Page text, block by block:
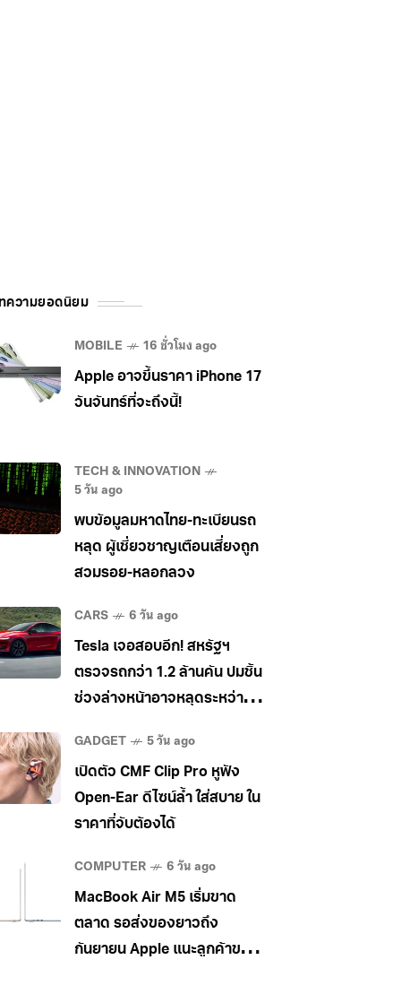
ความยอดนิยม
MOBILE 16 ชั่วโมง ago
Apple อาจขึ้นราคา iPhone 17
วันจันทร์ที่จะถึงนี้!
TECH & INNOVATION
5 วัน ago
พบข้อมูลมหาดไทย-ทะเบียนรถ
หลุด ผู้เชี่ยวชาญเตือนเสี่ยงถูก
สวมรอย-หลอกลวง
CARS 6 วัน ago
Tesla เจอสอบอีก! สหรัฐฯ
ตรวจรถกว่า 1.2 ล้านคัน ปมชิ้น
ช่วงล่างหน้าอาจหลุดระหว่าง
GADGET 5 วัน ago
เปิดตัว CMF Clip Pro หูฟัง
Open-Ear ดีไซน์ล้ำ ใส่สบาย ใน
ราคาที่จับต้องได้
COMPUTER 6 วัน ago
MacBook Air M5 เริ่มขาด
ตลาด รอส่งของยาวถึง
กันยายน Apple แนะลูกค้าขยับ